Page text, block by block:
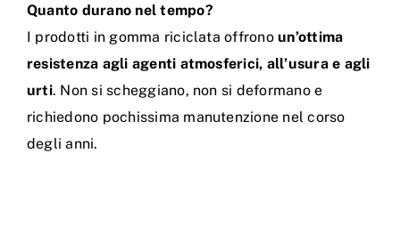
Quanto durano nel tempo?
I prodotti in gomma riciclata offronoun’ottima
resistenza agli agenti atmosferici, all’usura e agli
urti. Non si scheggiano, non si deformano e
richiedono pochissima manutenzione nel corso
degli anni.